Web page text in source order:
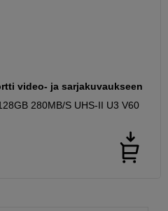
video- ja sarjakuvaukseen
280MB/S UHS-II U3 V60